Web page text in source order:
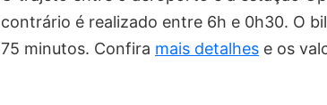
contrário é realizado entre 6h e 0h30. O
75 minutos. Confira mais detalhes e os